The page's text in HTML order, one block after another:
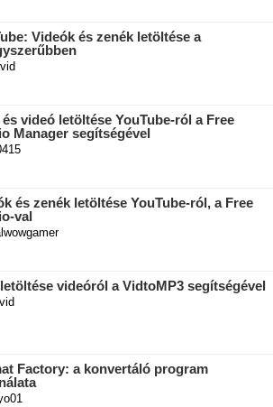
Videók és zenék letöltése a
és videó letöltése YouTube-ról a Free
Manager segítségével
és zenék letöltése YouTube-ról, a Free
val
videóról a VidtoMP3 segítségével
Factory: a konvertáló program